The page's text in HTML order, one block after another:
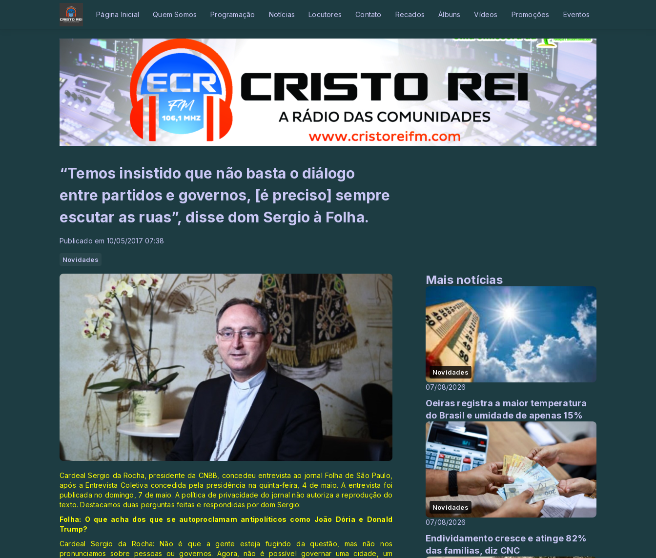
Página Inicial Quem Somos Programação Notícias Locutores Contato Recados Álbuns Vídeos Promoções Eventos
“Temos insistido que não basta o diálogo
entre partidos e governos, [é preciso] sempre
escutar as ruas”, disse dom Sergio à Folha.
Publicado em 10/05/2017 07:38
Novidades
Cardeal Sergio da Rocha, presidente da CNBB, concedeu entrevista ao jornal Folha de São Paulo,
após a Entrevista Coletiva concedida pela presidência na quinta-feira, 4 de maio. A entrevista foi
publicada no domingo, 7 de maio. A política de privacidade do jornal não autoriza a reprodução do
texto. Destacamos duas perguntas feitas e respondidas por dom Sergio:
Folha: O que acha dos que se autoproclamam antipolíticos como João Dória e Donald
Trump?
Cardeal Sergio da Rocha: Não é que a gente esteja fugindo da questão, mas não nos
pronunciamos sobre pessoas ou governos. Agora, não é possível governar uma cidade, um
Mais notícias
Novidades
07/08/2026
Oeiras registra a maior temperatura
do Brasil e umidade de apenas 15%
Novidades
07/08/2026
Endividamento cresce e atinge 82%
das famílias, diz CNC